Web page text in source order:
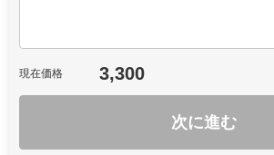
現在価格 3,300
次に進む